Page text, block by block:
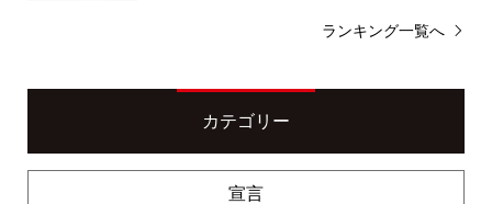
ランキング一覧へ
カテゴリー
宣言